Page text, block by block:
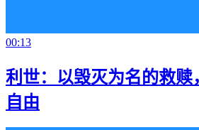
00:13
利世：以毁灭为名的救赎
自由